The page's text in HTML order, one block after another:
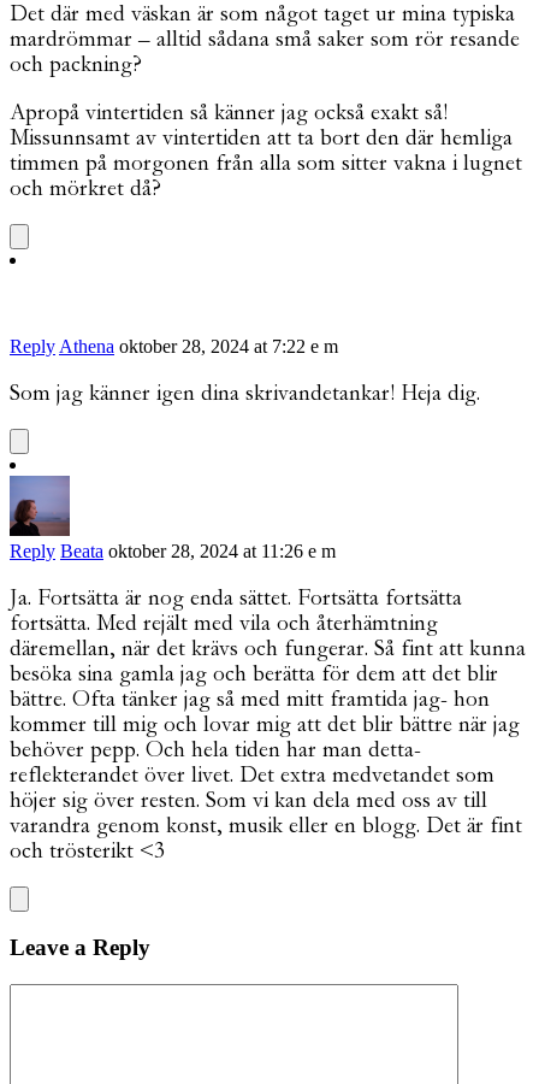
Det där med väskan är som något taget ur mina typiska
mardrömmar – alltid sådana små saker som rör resande
och packning?
Apropå vintertiden så känner jag också exakt så!
Missunnsamt av vintertiden att ta bort den där hemliga
timmen på morgonen från alla som sitter vakna i lugnet
och mörkret då?
Reply Athena oktober 28, 2024 at 7:22 e m
Som jag känner igen dina skrivandetankar! Heja dig.
Reply Beata oktober 28, 2024 at 11:26 e m
Ja. Fortsätta är nog enda sättet. Fortsätta fortsätta
fortsätta. Med rejält med vila och återhämtning
däremellan, när det krävs och fungerar. Så fint att kunna
besöka sina gamla jag och berätta för dem att det blir
bättre. Ofta tänker jag så med mitt framtida jag- hon
kommer till mig och lovar mig att det blir bättre när jag
behöver pepp. Och hela tiden har man detta-
reflekterandet över livet. Det extra medvetandet som
höjer sig över resten. Som vi kan dela med oss av till
varandra genom konst, musik eller en blogg. Det är fint
och trösterikt <3
Leave a Reply